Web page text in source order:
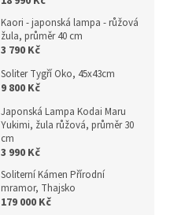
Kaori - japonská lampa - růžová
žula, průměr 40 cm
3 790 Kč
Soliter Tygří Oko, 45x43cm
9 800 Kč
Japonská Lampa Kodai Maru
Yukimi, žula růžová, průměr 30
cm
3 990 Kč
Soliterní Kámen Přírodní
mramor, Thajsko
179 000 Kč